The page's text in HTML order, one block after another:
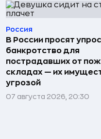
Россия
В России просят
банкротство для
пострадавших от
складах — их
угрозой
07 августа 2026, 20:30